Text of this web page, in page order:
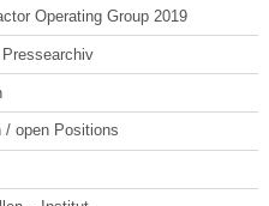
Operating Group 2019
/ open Positions